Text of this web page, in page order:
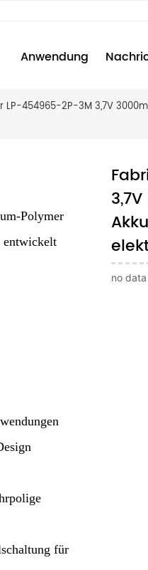
Anwendung
LP-454965-2P-3M 3,7V
Polymer
entwickelt
für
no data